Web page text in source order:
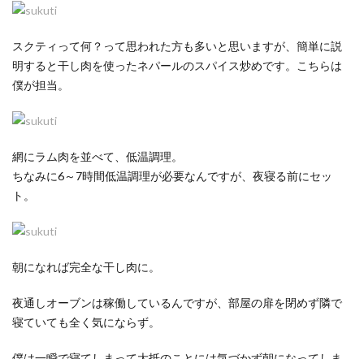
スクティって何？って思われた方も多いと思いますが、簡単に説
明すると干し肉を使ったネパールのスパイス炒めです。こちらは
僕が担当。
網にラム肉を並べて、低温調理。
ちなみに6～7時間低温調理が必要なんですが、夜寝る前にセッ
ト。
朝になれば完全な干し肉に。
夜通しオーブンは稼働しているんですが、部屋の扉を閉めず隣で
寝ていても全く気にならず。